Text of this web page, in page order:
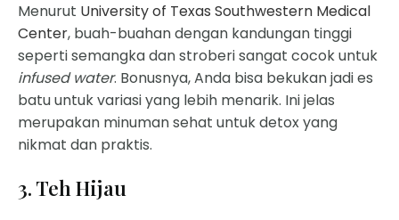
Menurut University of Texas Southwestern Medical
Center, buah-buahan dengan kandungan tinggi
seperti semangka dan stroberi sangat cocok untuk
infused water. Bonusnya, Anda bisa bekukan jadi es
batu untuk variasi yang lebih menarik. Ini jelas
merupakan minuman sehat untuk detox yang
nikmat dan praktis.
3. Teh Hijau